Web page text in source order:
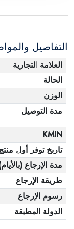
وفي عبواتها
التفاصيل
العلامة التجارية
الحالة
الوزن
مدة التوصيل
KMIN
تاريخ توفر أول منتج
مدة الإرجاع (بالأيام)
طريقة الإرجاع
رسوم الإرجاع
الدولة المطبقة